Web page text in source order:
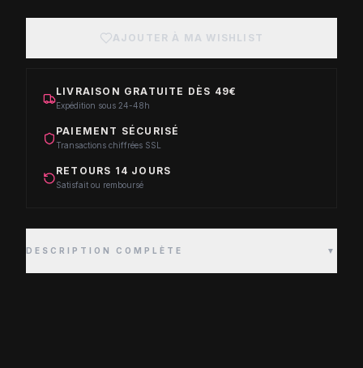
AJOUTER À MA WISHLIST
LIVRAISON GRATUITE DÈS 49€
Expédition sous 24-48h
PAIEMENT SÉCURISÉ
Transactions chiffrées SSL
RETOURS 14 JOURS
Satisfait ou remboursé
DESCRIPTION COMPLÈTE ▼